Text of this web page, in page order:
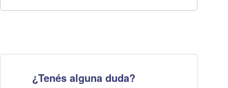
¿Tenés alguna duda?